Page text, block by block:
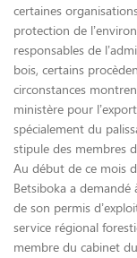
certaines
protection de
responsables de
bois, certains
circonstances
ministère pour
spécialement du
stipule des membres
Au début de ce mois
Betsiboka a demandé
de son permis
service régional
membre du cabinet